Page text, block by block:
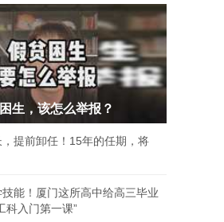
生，该怎么举报？
提前卸任！15年的任期，将
能！厦门这所高中给高三毕业
科入门第一课”